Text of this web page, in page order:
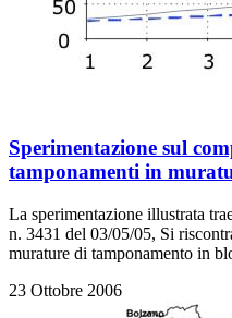
Sperimentazione sul
tamponamenti in
La sperimentazione illustrata
n. 3431 del 03/05/05, Si
murature di tamponamento in
23 Ottobre 2006